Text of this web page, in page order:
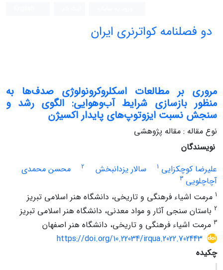
دو فصلنامه کواترنری ایران
مروری بر مطالعات اسکلروکرونولوژی صدف‌ها به
منظور بازسازی شرایط آب‌وهوایی: الگوی رشد و
سنجش نسبت ایزوتوپ‌های پایدار اکسیژن
نوع مقاله : مقاله پژوهشی
نویسندگان
علیرضا کوچکزایی 1 سالار یزدانبخش 2
محسن محمدی
آچاچلویی 3
1 مرمت اشیاء فرهنگی و تاریخی، دانشگاه هنر اسلامی تبریز
2 باستان سنجی آثار و مواد معدنی، دانشگاه هنر اسلامی تبریز
3 مرمت اشیاء فرهنگی و تاریخی، دانشگاه هنر اصفهان
https://doi.org/10.22034/irqua.2022.702443
چکیده